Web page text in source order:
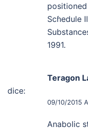
Scɦedule
1991.
Teragon
dice:
09/10/2015
Anaboliс